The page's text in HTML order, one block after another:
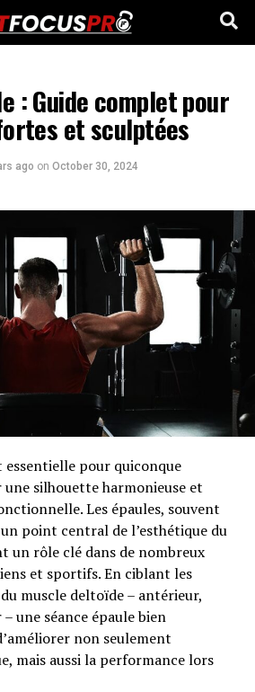
: Guide complet pour
et sculptées
ago on October 30, 2024
essentielle pour quiconque
silhouette harmonieuse et
Les épaules, souvent
point central de l’esthétique du
un rôle clé dans de nombreux
et sportifs. En ciblant les
muscle deltoïde – antérieur,
une séance épaule bien
non seulement
mais aussi la performance lors